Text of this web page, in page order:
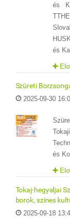
és
és
Szüreti
2025-09-30
és
Tokaj-hegyaljai
borok, színes
2025-09-18